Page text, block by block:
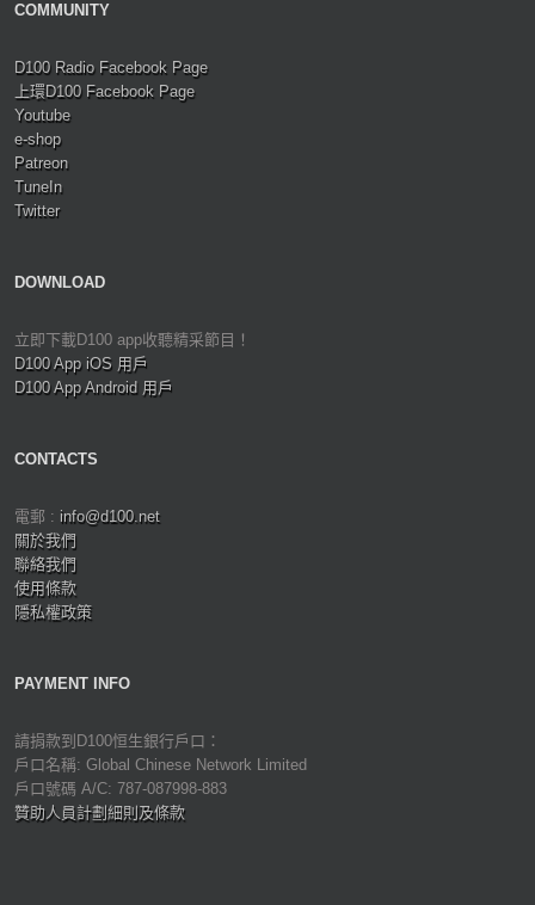
COMMUNITY
D100 Radio Facebook Page
上環D100 Facebook Page
Youtube
e-shop
Patreon
TuneIn
Twitter
DOWNLOAD
立即下載D100 app收聽精采節目！
D100 App iOS 用戶
D100 App Android 用戶
CONTACTS
電郵 : info@d100.net
關於我們
聯絡我們
使用條款
隱私權政策
PAYMENT INFO
請捐款到D100恒生銀行戶口：
戶口名稱: Global Chinese Network Limited
戶口號碼 A/C: 787-087998-883
贊助人員計劃細則及條款